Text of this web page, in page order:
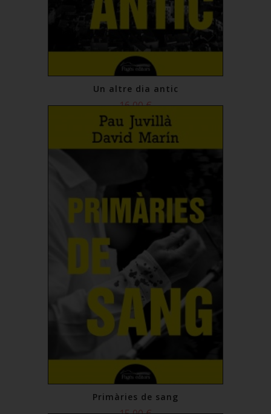
Un altre dia antic
16,00 €
Comprar
Primàries de sang